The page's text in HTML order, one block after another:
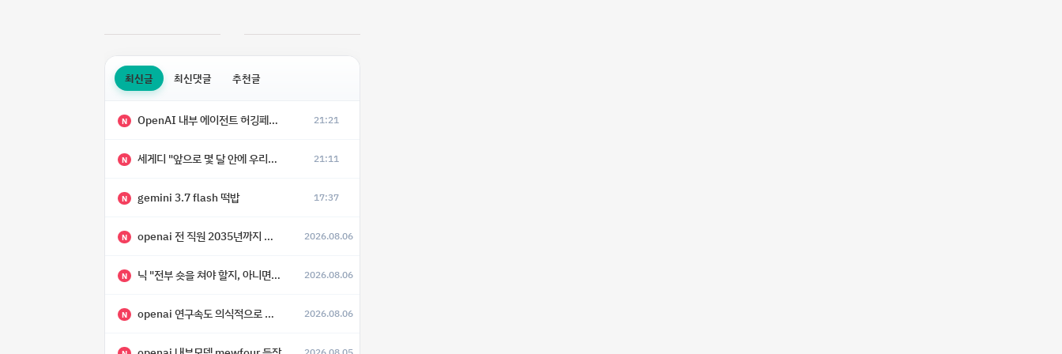
최신글 최신댓글 추천글
N OpenAI 내부 에이전트 허깅페이스 해킹 사건 정리 21:21
N 세게디 "앞으로 몇 달 안에 우리는 전복적 AI, 적대적 AI 둘 다 보게 될 것" 21:11
N gemini 3.7 flash 떡밥 17:37
N openai 전 직원 2035년까지 텔레파시가 어떻게 생길 수 있는지 2026.08.06
N 닉 "전부 숏을 쳐야 할지, 아니면 특이점이 오니까 전부 롱을 쳐야 할지 모르겠다.” 2026.08.06
N openai 연구속도 의식적으로 늦추고 있다 2026.08.06